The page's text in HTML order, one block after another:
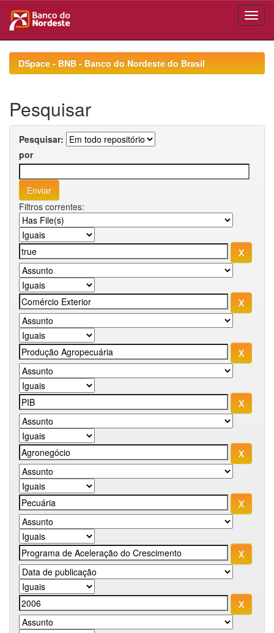
navigationDSpace - BNB - Banco do Nordeste do Brasil
Pesquisar
Pesquisar:
por
Filtros correntes: